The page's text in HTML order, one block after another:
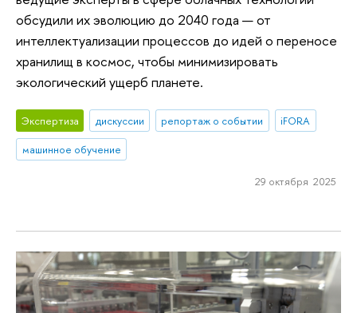
обсудили их эволюцию до 2040 года — от
интеллектуализации процессов до идей о переносе
хранилищ в космос, чтобы минимизировать
экологический ущерб планете.
Экспертиза дискуссии репортаж о событии
iFORA
машинное обучение
29 октября 2025